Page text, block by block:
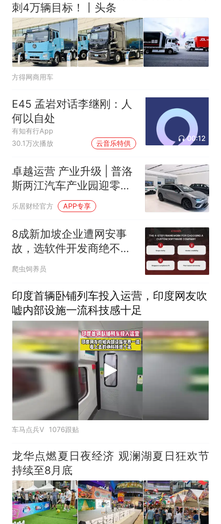
刺4万辆目标！丨头条
方得网商用车
E45 孟岩对话李继刚：人
何以自处
有知有行App
30.1万次播放
云音乐特供
00:12
卓越运营 产业升级 | 普洛
斯两江汽车产业园迎零跑
汽车服务中心开业
乐居财经官方 APP专享
8成新加坡企业遭网安事
故，选软件开发商绝不能
只比价格
爬虫饲养员
印度首辆卧铺列车投入运营，印度网友吹
嘘内部设施一流科技感十足
车马点兵V 1076跟贴
龙华点燃夏日夜经济 观澜湖夏日狂欢节
持续至8月底